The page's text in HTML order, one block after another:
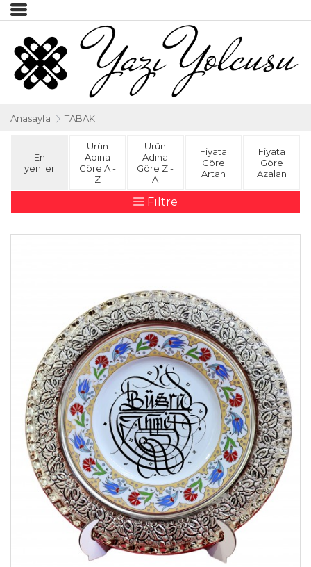
Anasayfa TABAK
En
yeniler
Ürün
Adına
Göre A -
Z
Ürün
Adına
Göre Z -
A
Fiyata
Göre
Artan
Fiyata
Göre
Azalan
Filtre